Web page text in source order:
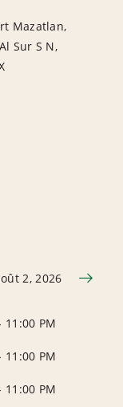
Mazatlan,
Sur S N,
2, 2026
11:00 PM
11:00 PM
11:00 PM